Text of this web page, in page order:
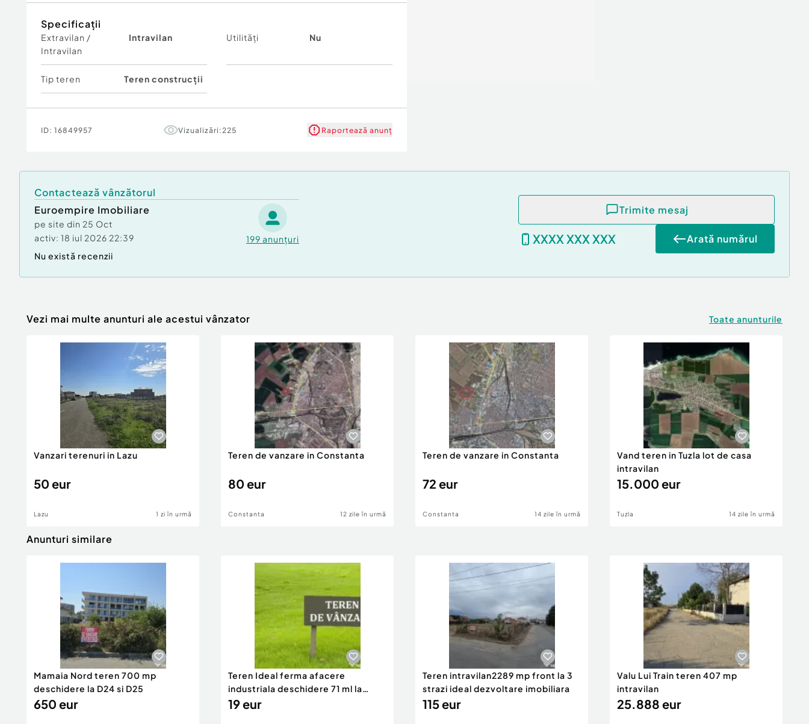
Specificații
Extravilan /
Intravilan
Intravilan Utilități Nu
Tip teren Teren construcții
ID: 16849957 Vizualizări: 225 Raportează anunț
Contactează vânzătorul
Euroempire Imobiliare
pe site din 25 Oct
activ: 18 iul 2026 22:39 199 anunțuri
Nu există recenzii
Trimite mesaj
XXXX XXX XXX Arată numărul
Vezi mai multe anunturi ale acestui vânzator Toate anunturile
Vanzari terenuri in Lazu
50 eur
Lazu 1 zi în urmă
Teren de vanzare in Constanta
80 eur
Constanta 12 zile în urmă
Teren de vanzare in Constanta
72 eur
Constanta 14 zile în urmă
Vand teren in Tuzla lot de casa
intravilan
15.000 eur
Tuzla 14 zile în urmă
Anunturi similare
Mamaia Nord teren 700 mp
deschidere la D24 si D25
650 eur
Teren Ideal ferma afacere
industriala deschidere 71 ml la
DN2A
19 eur
Teren intravilan2289 mp front la 3
strazi ideal dezvoltare imobiliara
115 eur
Valu Lui Train teren 407 mp
intravilan
25.888 eur